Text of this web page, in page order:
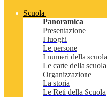
Scuola
Panoramica
Presentazione
I luoghi
Le persone
I numeri della scuola
Le carte della scuola
Organizzazione
La storia
Le Reti della Scuola